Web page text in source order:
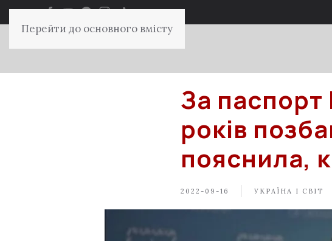
Перейти до основного вмісту
За паспорт
років
пояснила,
2022-09-16 УКРАЇНА І СВІТ